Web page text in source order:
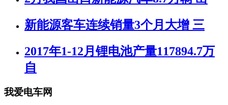
新能源客车连续销量3个月大增 三
2017年1-12月锂电池产量117894.7万
自
我爱电车网